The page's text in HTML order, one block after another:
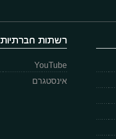
רשתות חברתיות
YouTube
אינסטגרם